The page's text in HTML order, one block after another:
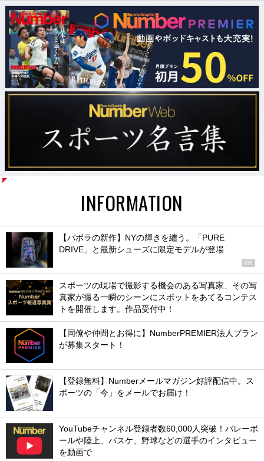
INFORMATION
【バボラの新作】NYの輝きを纏う。「PURE
DRIVE」と最新シューズに限定モデルが登場
PR
スポーツの現場で撮影する機会のある写真家、その写
真家が撮る一瞬のシーンにスポットをあてるコンテス
トを開催します。作品受付中！
【同僚や仲間とお得に】NumberPREMIER法人プラン
が募集スタート！
【登録無料】Numberメールマガジン好評配信中。ス
ポーツの「今」をメールでお届け！
YouTubeチャンネル登録者数60,000人突破！バレーボ
ールや陸上、バスケ、野球などの選手のインタビュー
を動画で